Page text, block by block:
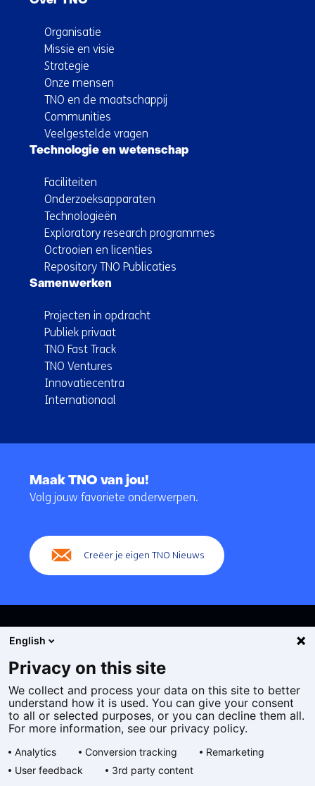
Organisatie
Missie en visie
Strategie
Onze mensen
TNO en de maatschappij
Communities
Veelgestelde vragen
Technologie en wetenschap
Faciliteiten
Onderzoeksapparaten
Technologieën
Exploratory research programmes
Octrooien en licenties
Repository TNO Publicaties
Samenwerken
Projecten in opdracht
Publiek privaat
TNO Fast Track
TNO Ventures
Innovatiecentra
Internationaal
navigatie
Maak TNO van jou!
Volg jouw favoriete onderwerpen.
Creëer je eigen TNO Nieuws
Cookies
Privacy statement
Toegankelijkheid
Algemene voorwaarden
English
Privacy on this site
We collect and process your data on this site to better
understand how it is used. You can give your consent
to all or selected purposes, or you can decline them all.
For more information, see our privacy policy.
Analytics Conversion tracking
Remarketing
User feedback
3rd party content